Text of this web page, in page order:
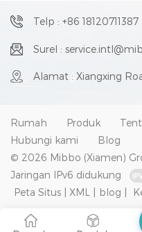
Telp : +86 18120711387
Surel :
Alamat : Xiangxing
Rumah Produk
Hubungi kami
Blog
© 2026 Mibbo (Xiamen)
Jaringan IPv6 didukung
Peta Situs
XML blog